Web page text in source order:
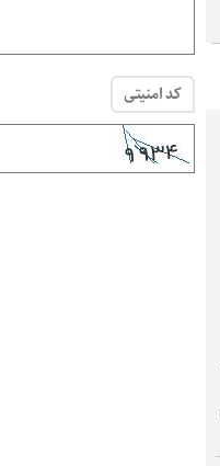
کد امنیتی